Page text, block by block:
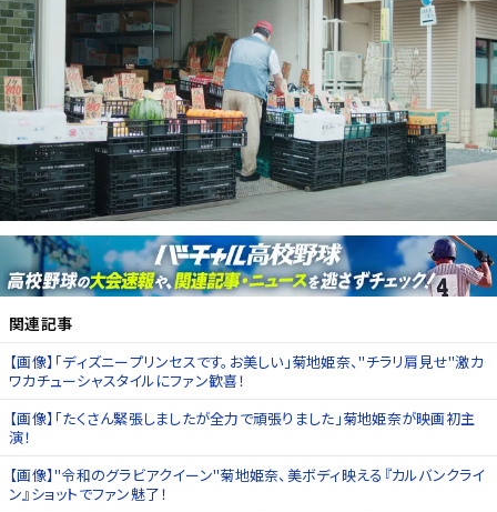
関連記事
【画像】「ディズニープリンセスです。お美しい」菊地姫奈、"チラリ肩見せ"激カ
ワカチューシャスタイルにファン歓喜！
【画像】「たくさん緊張しましたが全力で頑張りました」菊地姫奈が映画初主
演！
【画像】"令和のグラビアクイーン"菊地姫奈、美ボディ映える『カルバンクライ
ン』ショットでファン魅了！